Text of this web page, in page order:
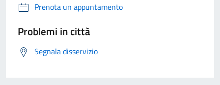
Prenota un appuntamento
Problemi in città
Segnala disservizio